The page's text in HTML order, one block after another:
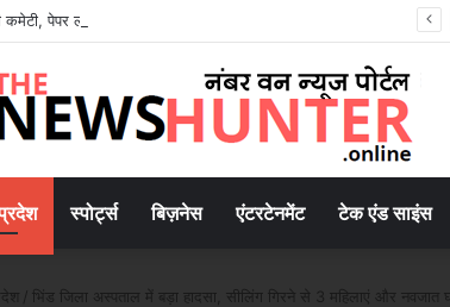
कमेटी, पेपर लीक रोकने को सख्त कानून लागू
स्पोर्ट्स बिज़नेस एंटरटेनमेंट टेक एंड साइंस
/ भिंड जिला अस्पताल में बड़ा हादसा, सीलिंग गिरने से 3 महिलाएं और नवजात